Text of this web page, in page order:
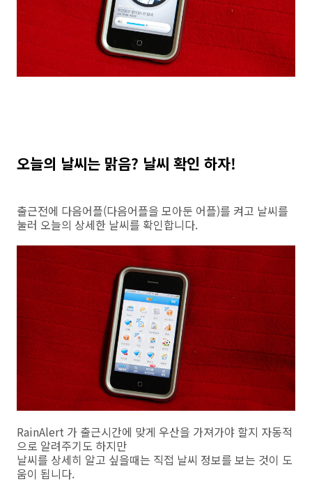
오늘의 날씨는 맑음? 날씨 확인 하자!
출근전에 다음어플(다음어플을 모아둔 어플)를 켜고 날씨를
눌러 오늘의 상세한 날씨를 확인합니다.
RainAlert 가 출근시간에 맞게 우산을 가져가야 할지 자동적
으로 알려주기도 하지만
날씨를 상세히 알고 싶을때는 직접 날씨 정보를 보는 것이 도
움이 됩니다.